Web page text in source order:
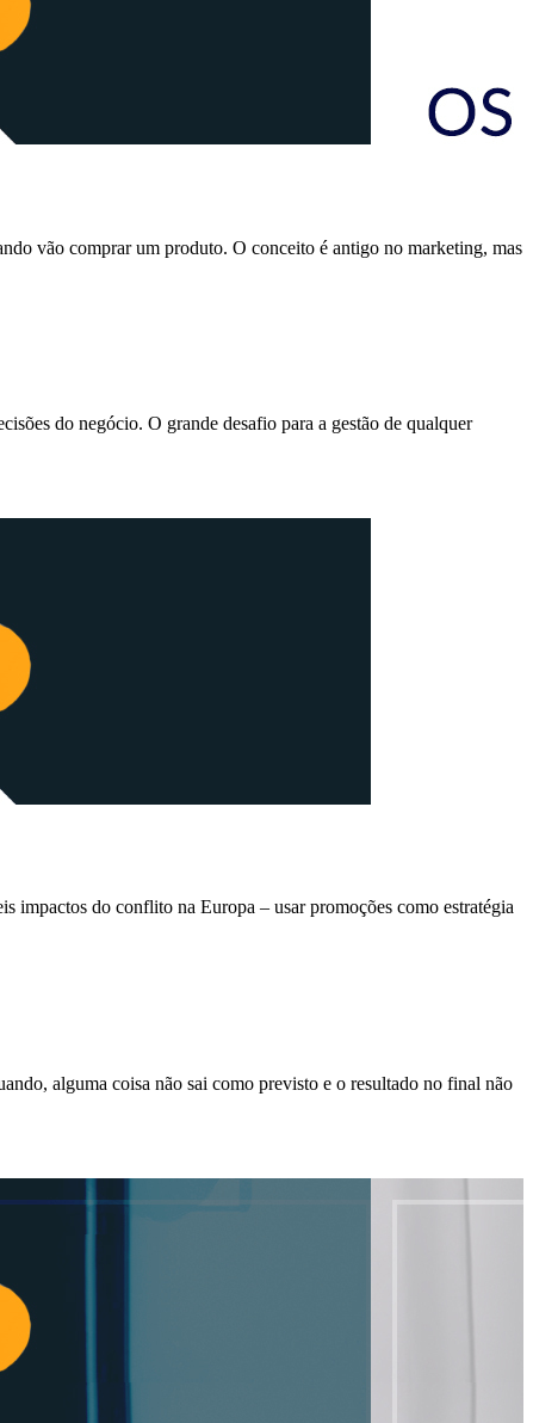
vão comprar um produto. O conceito é antigo no marketing, mas
do negócio. O grande desafio para a gestão de qualquer
impactos do conflito na Europa – usar promoções como estratégia
alguma coisa não sai como previsto e o resultado no final não